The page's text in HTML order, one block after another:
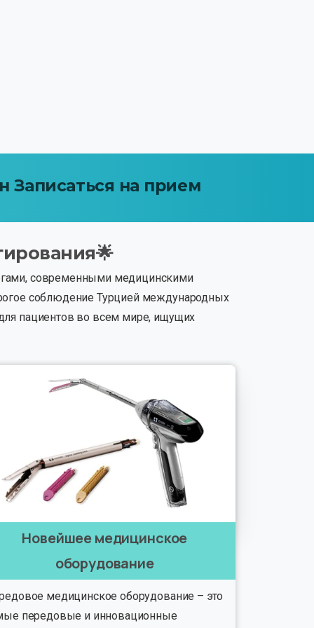
Записаться на прием
современными медицинскими
соблюдение Турцией международных
пациентов во всем мире, ищущих
Новейшее медицинское
оборудование
медицинское оборудование – это
передовые и инновационные